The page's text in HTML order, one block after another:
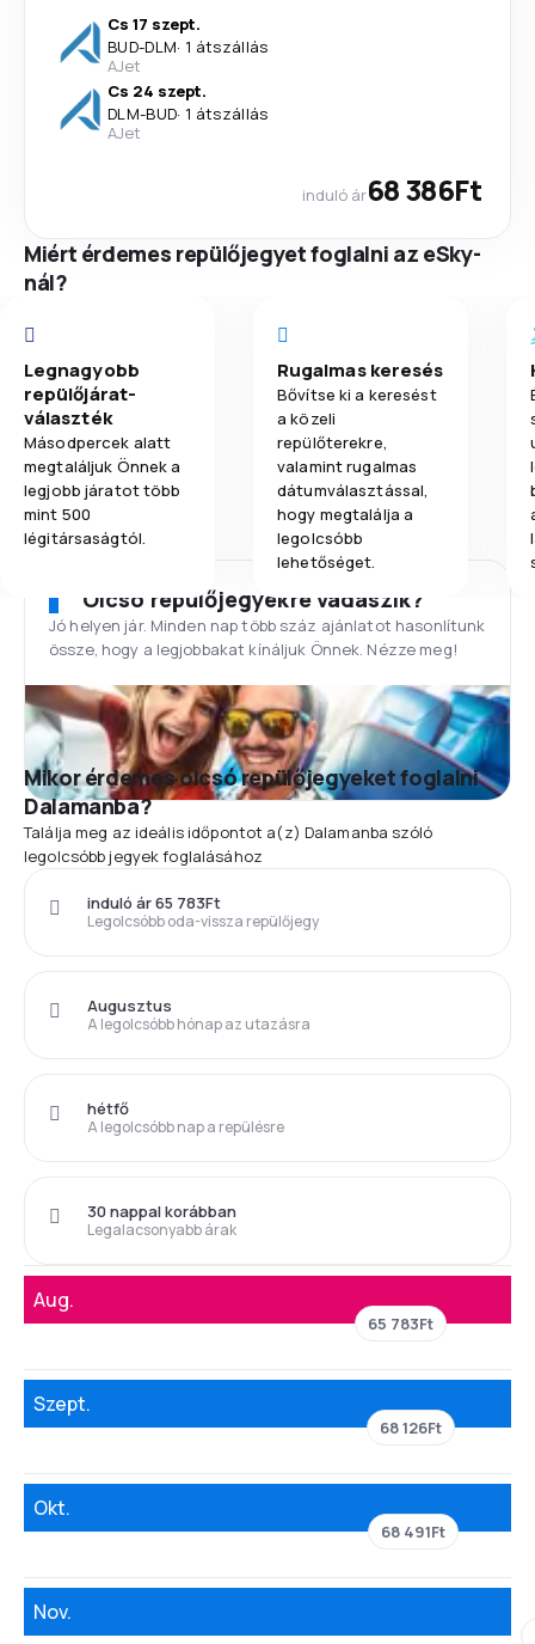
Cs 17 szept.
BUD-DLM· 1 átszállás
AJet
Cs 24 szept.
DLM-BUD· 1 átszállás
AJet
induló ár68 386Ft
Miért érdemes repülőjegyet foglalni az eSky-
nál?
Legnagyobb
repülőjárat-
választék
Másodpercek alatt
megtaláljuk Önnek a
legjobb járatot több
mint 500
légitársaságtól.
Rugalmas keresés
Bővítse ki a keresést
a közeli
repülőterekre,
valamint rugalmas
dátumválasztással,
hogy megtalálja a
legolcsóbb
lehetőséget.
Olcsó repülőjegyekre vadászik?
Jó helyen jár. Minden nap több száz ajánlatot hasonlítunk
össze, hogy a legjobbakat kínáljuk Önnek. Nézze meg!
Mikor érdemes olcsó repülőjegyeket foglalni
Dalamanba?
Találja meg az ideális időpontot a(z) Dalamanba szóló
legolcsóbb jegyek foglalásához
Legolcsóbb oda-vissza repülőjegy
induló ár 65 783Ft
A legolcsóbb hónap az utazásra
Augusztus
A legolcsóbb nap a repülésre
hétfő
Legalacsonyabb árak
30 nappal korábban
Aug.
65 783Ft
Szept.
68 126Ft
Okt.
68 491Ft
Nov.